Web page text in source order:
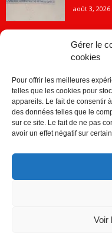
Gérer le
cookies
Pour offrir les meilleures
telles que les cookies pour
appareils. Le fait de consentir
des données telles que le
sur ce site. Le fait de ne pas
avoir un effet négatif sur
Voir
août 3, 2026
ACTUALITES
Economie
Société
Sport